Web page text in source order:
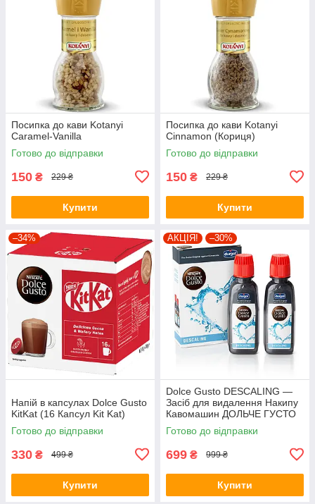
Посипка до кави Kotanyi
Caramel-Vanilla
Готово до відправки
150 ₴ 229 ₴
Купити
Посипка до кави Kotanyi
Cinnamon (Кориця)
Готово до відправки
150 ₴ 229 ₴
Купити
–34%
Напій в капсулах Dolce Gusto
KitKat (16 Капсул Kit Kat)
Готово до відправки
330 ₴ 499 ₴
Купити
АКЦІЯ! –30%
Dolce Gusto DESCALING —
Засіб для видалення Накипу
Кавомашин ДОЛЬЧЕ ГУСТО
(1 пачка = 2 флакони = 2
очищення)
Готово до відправки
699 ₴ 999 ₴
Купити